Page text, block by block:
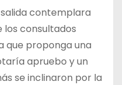
contemplara
los consultados
que proponga una
apruebo y un
se inclinaron por la